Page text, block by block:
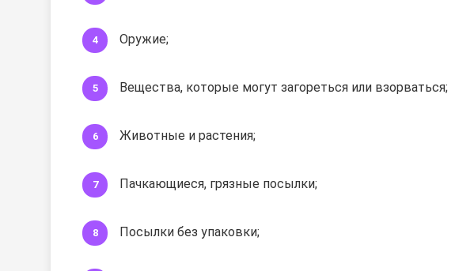
Оружие;
Вещества, которые могут загореться или взорваться;
Животные и растения;
Пачкающиеся, грязные посылки;
Посылки без упаковки;